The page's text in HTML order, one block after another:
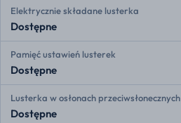
Elektrycznie składane lusterka
Dostępne
Pamięć ustawień lusterek
Dostępne
Lusterka w osłonach przeciwsłonecznych
Dostępne